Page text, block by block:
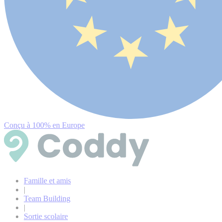
Conçu à 100% en Europe
Famille et amis
|
Team Building
|
Sortie scolaire